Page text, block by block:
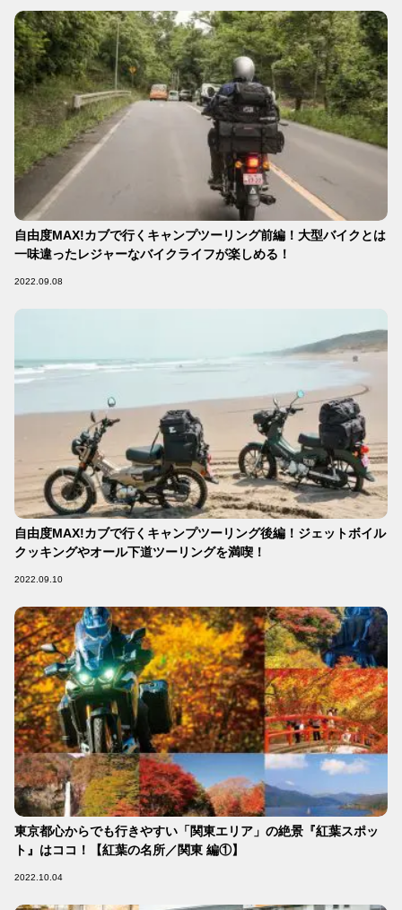
自由度MAX!カブで行くキャンプツーリング前編！大型バイクとは
一味違ったレジャーなバイクライフが楽しめる！
2022.09.08
自由度MAX!カブで行くキャンプツーリング後編！ジェットボイル
クッキングやオール下道ツーリングを満喫！
2022.09.10
東京都心からでも行きやすい「関東エリア」の絶景『紅葉スポッ
ト』はココ！【紅葉の名所／関東 編①】
2022.10.04